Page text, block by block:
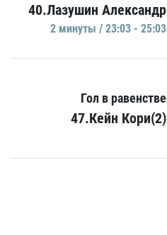
40.Лазушин Александр
2 минуты / 23:03 - 25:03
Гол в равенстве
47.Кейн Кори(2)